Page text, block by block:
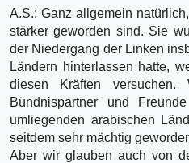
A.S.: Ganz allgemein
stärker geworden sind. Sie
der Niedergang der Linken
Ländern hinterlassen hatte,
diesen Kräften
Bündnispartner und
umliegenden arabischen
seitdem sehr mächtig
Aber wir glauben auch von